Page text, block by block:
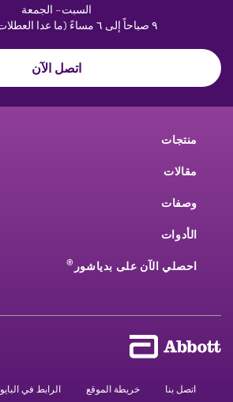
السبت– الجمعة
اتصل الآن
منتجات
مقالات
وصفات
الأدوات
احصلي الآن على بدياشور ®
اتصل بنا خريطة الموقع الرابط في البايو